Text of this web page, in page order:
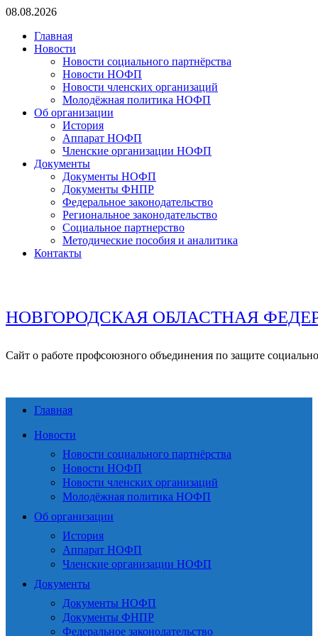
Перейти
содержимому
08.08.2026
Главная
Новости
Новости социального партнёрства
Новости НОФП
Новости членских организаций
Молодёжная политика НОФП
Об организации
История
Аппарат НОФП
Членские организации НОФП
Документы
Документы НОФП
Документы ФНПР
Федеральное законодательство
Региональное законодательство
Социальное партнерство
Методические пособия и аналитика
Контакты
НОВГОРОДСКАЯ ОБЛАСТНАЯ
Сайт о работе профсоюзного объединения по защите
Главная
Новости
Новости социального партнёрства
Новости НОФП
Новости членских организаций
Молодёжная политика НОФП
Об организации
История
Аппарат НОФП
Членские организации НОФП
Документы
Документы НОФП
Документы ФНПР
Федеральное законодательство